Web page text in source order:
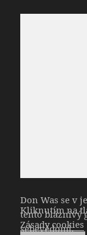
Kliknutím na
Zásady cookies
Don Was se v
tento bláznivý
sebevědomí.